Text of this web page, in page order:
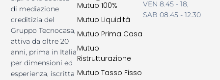
di mediazione
creditizia del
Gruppo Tecnocasa,
attiva da oltre 20
anni, prima in Italia
per dimensioni ed
esperienza, iscritta
Mutuo 100%
Mutuo Liquidità
Mutuo Prima Casa
Mutuo
Ristrutturazione
Mutuo Tasso Fisso
VEN 8.45 - 18,
SAB 08.45 - 12.30